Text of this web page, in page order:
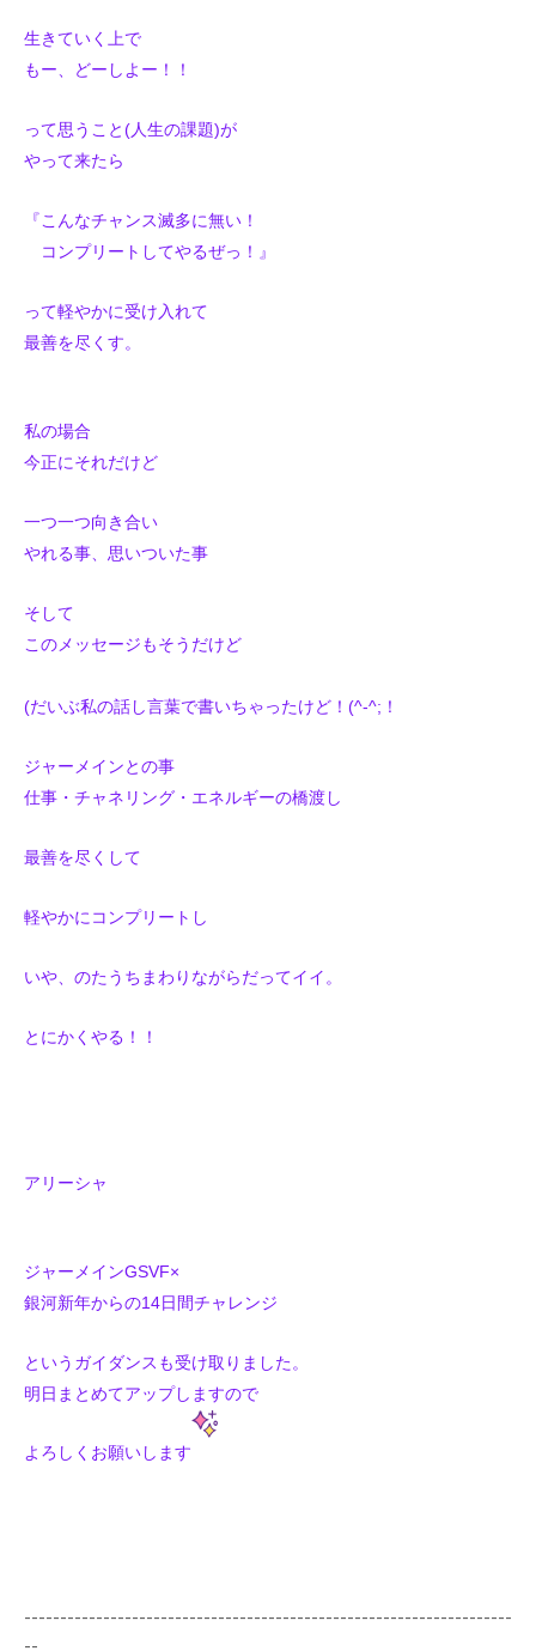
生きていく上で
もー、どーしよー！！
って思うこと(人生の課題)が
やって来たら
『こんなチャンス滅多に無い！
コンプリートしてやるぜっ！』
って軽やかに受け入れて
最善を尽くす。
私の場合
今正にそれだけど
一つ一つ向き合い
やれる事、思いついた事
そして
このメッセージもそうだけど
(だいぶ私の話し言葉で書いちゃったけど！(^-^;！
ジャーメインとの事
仕事・チャネリング・エネルギーの橋渡し
最善を尽くして
軽やかにコンプリートし
いや、のたうちまわりながらだってイイ。
とにかくやる！！
アリーシャ
ジャーメインGSVF×
銀河新年からの14日間チャレンジ
というガイダンスも受け取りました。
明日まとめてアップしますので
よろしくお願いします
--------------------------------------------------------------------
--